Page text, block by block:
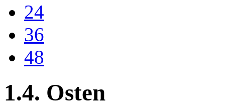
24
36
48
1.4. Osten